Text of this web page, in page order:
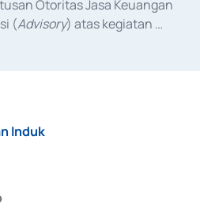
Otoritas Jasa Keuangan
(Advisory) atas kegiatan
Induk